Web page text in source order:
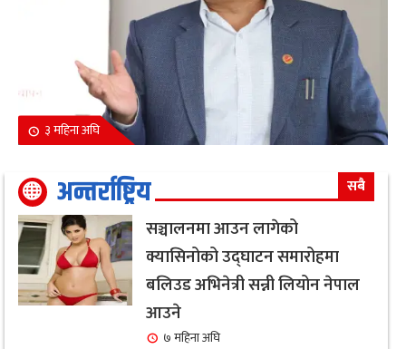
३ महिना अघि
अन्तर्राष्ट्रिय सबै
सञ्चालनमा आउन लागेको
क्यासिनोको उद्घाटन समारोहमा
बलिउड अभिनेत्री सन्नी लियोन नेपाल
आउने
७ महिना अघि